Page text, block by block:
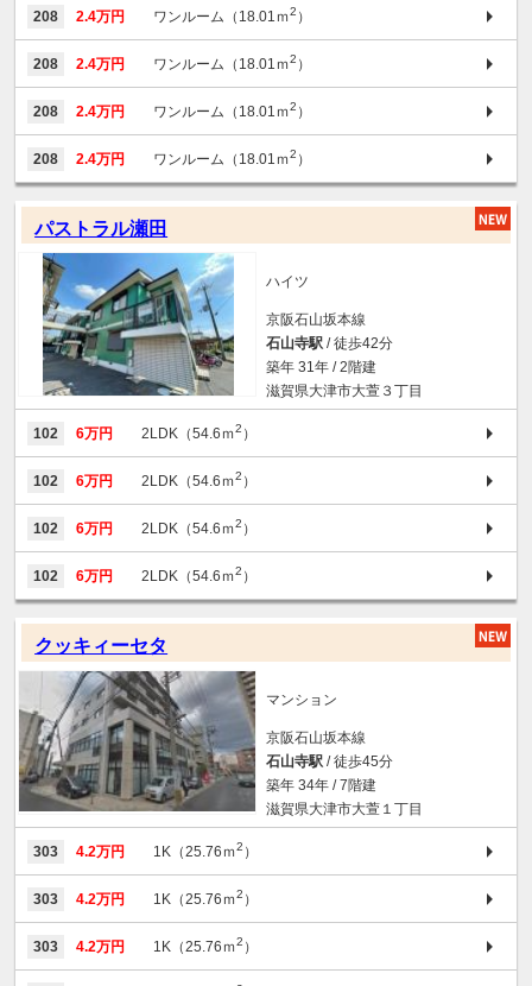
208 2.4万円 ワンルーム（18.01ｍ2 ）
208 2.4万円 ワンルーム（18.01ｍ2 ）
208 2.4万円 ワンルーム（18.01ｍ2 ）
208 2.4万円 ワンルーム（18.01ｍ2 ）
パストラル瀬田
ハイツ
京阪石山坂本線
石山寺駅 / 徒歩42分
築年 31年 / 2階建
滋賀県大津市大萱３丁目
102 6万円 2LDK（54.6ｍ2 ）
102 6万円 2LDK（54.6ｍ2 ）
102 6万円 2LDK（54.6ｍ2 ）
102 6万円 2LDK（54.6ｍ2 ）
クッキィーセタ
マンション
京阪石山坂本線
石山寺駅 / 徒歩45分
築年 34年 / 7階建
滋賀県大津市大萱１丁目
303 4.2万円 1K（25.76ｍ2 ）
303 4.2万円 1K（25.76ｍ2 ）
303 4.2万円 1K（25.76ｍ2 ）